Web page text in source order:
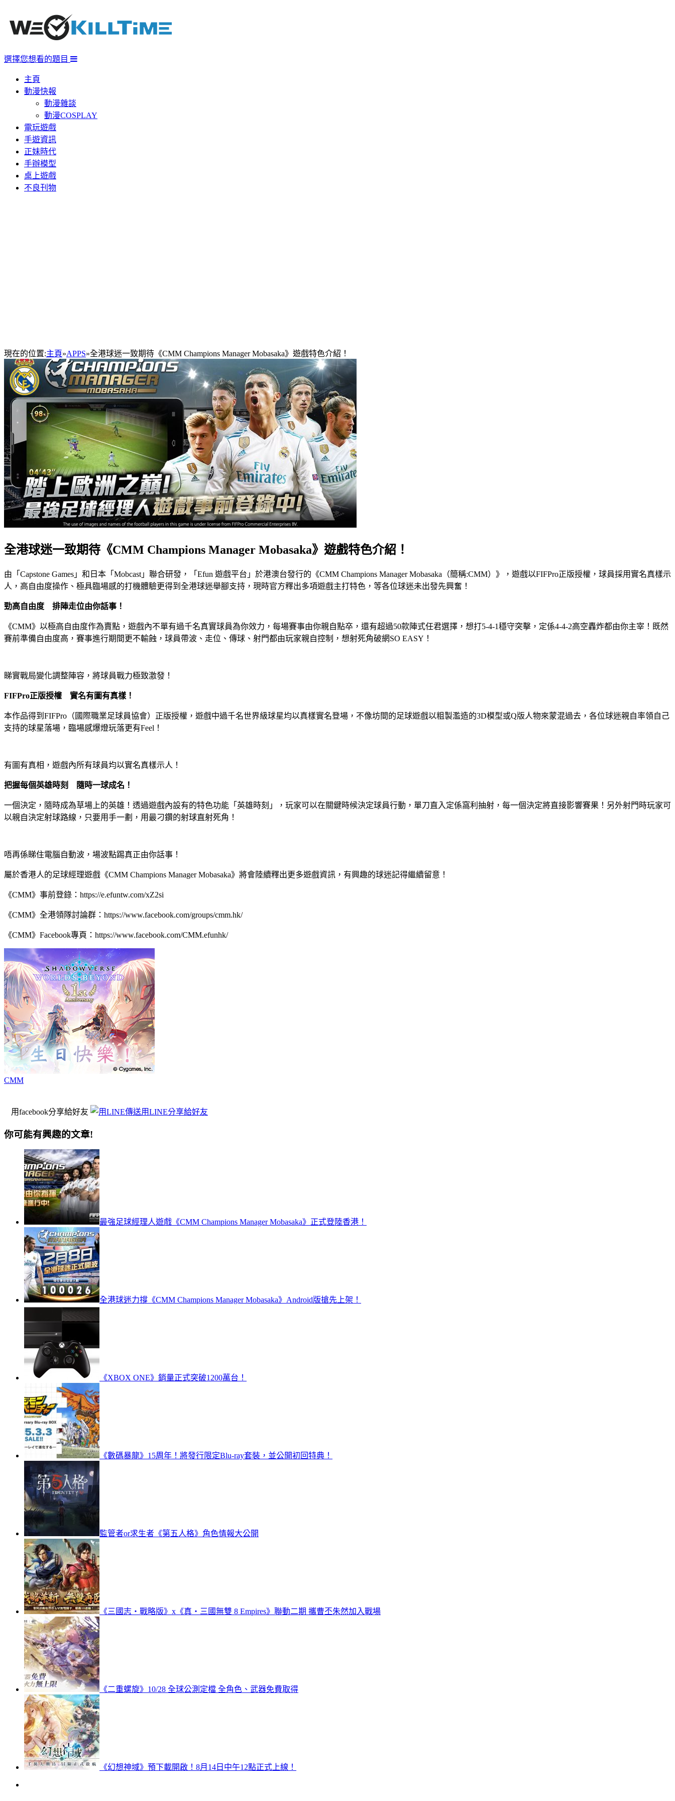
選擇您想看的題目
主頁
動漫快報
動漫雜談
動漫COSPLAY
電玩遊戲
手遊資訊
正妹時代
手辦模型
桌上遊戲
不良刊物
現在的位置:主頁»APPS»全港球迷一致期待《CMM Champions Manager Mobasaka》遊戲特色介紹！
全港球迷一致期待《CMM Champions Manager Mobasaka》遊戲特色介紹！
由「Capstone Games」和日本「Mobcast」聯合研發，「Efun 遊戲平台」於港澳台發行的《CMM Champions Manager Mobasaka（簡稱:CMM）》，遊戲以FIFPro正版授權，球員採用實名真樣示
人，高自由度操作、極具臨場感的打機體驗更得到全港球迷舉腳支持，現時官方釋出多項遊戲主打特色，等各位球迷未出發先興奮！
勁高自由度 排陣走位由你話事！
《CMM》以極高自由度作為賣點，遊戲內不單有過千名真實球員為你效力，每場賽事由你親自點卒，還有超過50款陣式任君選擇，想打5-4-1穩守突擊，定係4-4-2高空轟炸都由你主宰！既然
賽前準備自由度高，賽事進行期間更不輸蝕，球員帶波、走位、傳球、射門都由玩家親自控制，想射死角破網SO EASY！
睇實戰局變化調整陣容，將球員戰力極致激發！
FIFPro正版授權 實名有圖有真樣！
本作品得到FIFPro（國際職業足球員協會）正版授權，遊戲中過千名世界級球星均以真樣實名登場，不像坊間的足球遊戲以粗製濫造的3D模型或Q版人物來蒙混過去，各位球迷親自率領自己
支持的球星落場，臨場感爆燈玩落更有Feel！
有圖有真相，遊戲內所有球員均以實名真樣示人！
把握每個英雄時刻 隨時一球成名！
一個決定，隨時成為草場上的英雄！透過遊戲內設有的特色功能「英雄時刻」，玩家可以在關鍵時候決定球員行動，單刀直入定係窩利抽射，每一個決定將直接影響賽果！另外射門時玩家可
以親自決定射球路線，只要用手一劃，用最刁鑽的射球直射死角！
唔再係睇住電腦自動波，場波點踢真正由你話事！
屬於香港人的足球經理遊戲《CMM Champions Manager Mobasaka》將會陸續釋出更多遊戲資訊，有興趣的球迷記得繼續留意！
《CMM》事前登錄：https://e.efuntw.com/xZ2si
《CMM》全港領隊討論群：https://www.facebook.com/groups/cmm.hk/
《CMM》Facebook專頁：https://www.facebook.com/CMM.efunhk/
CMM
用facebook分享給好友 用LINE分享給好友
你可能有興趣的文章!
最強足球經理人遊戲《CMM Champions Manager Mobasaka》正式登陸香港！
全港球迷力撐《CMM Champions Manager Mobasaka》Android版搶先上架！
《XBOX ONE》銷量正式突破1200萬台！
《數碼暴龍》15周年！將發行限定Blu-ray套裝，並公開初回特典！
監管者or求生者《第五人格》角色情報大公開
《三國志・戰略版》x《真‧三國無雙 8 Empires》聯動二期 攜曹丕朱然加入戰場
《二重螺旋》10/28 全球公測定檔 全角色、武器免費取得
《幻想神域》預下載開啟！8月14日中午12點正式上線！